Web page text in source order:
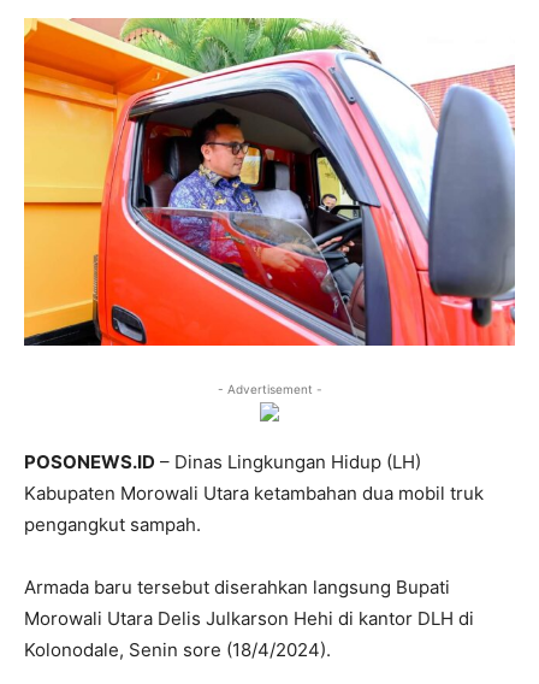
- Advertisement -
POSONEWS.ID – Dinas Lingkungan Hidup (LH)
Kabupaten Morowali Utara ketambahan dua mobil truk
pengangkut sampah.
Armada baru tersebut diserahkan langsung Bupati
Morowali Utara Delis Julkarson Hehi di kantor DLH di
Kolonodale, Senin sore (18/4/2024).